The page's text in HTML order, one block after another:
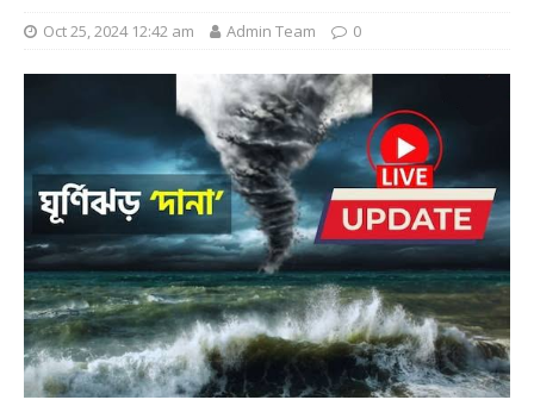
Oct 25, 2024 12:42 am Admin Team 0